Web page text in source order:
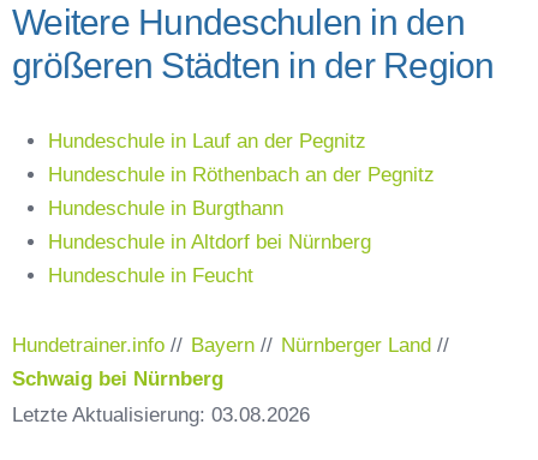
Weitere Hundeschulen in den
größeren Städten in der Region
Hundeschule in Lauf an der Pegnitz
Hundeschule in Röthenbach an der Pegnitz
Hundeschule in Burgthann
Hundeschule in Altdorf bei Nürnberg
Hundeschule in Feucht
Hundetrainer.info // Bayern // Nürnberger Land //
Schwaig bei Nürnberg
Letzte Aktualisierung: 03.08.2026